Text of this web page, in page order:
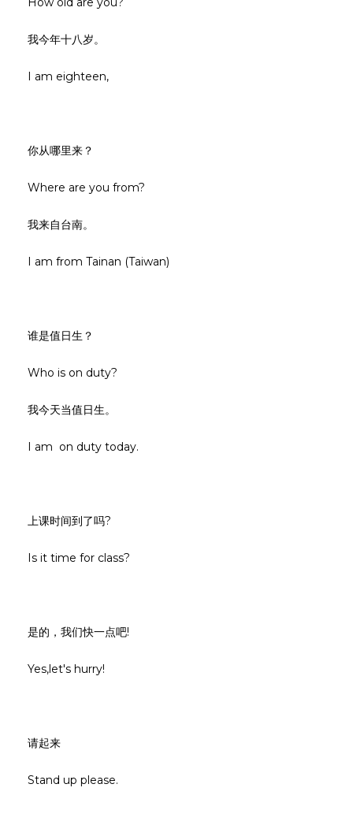
我今年十八岁。
I am eighteen,
你从哪里来？
Where are you from?
我来自台南。
I am from Tainan (Taiwan)
谁是值日生？
Who is on duty?
我今天当值日生。
I am on duty today.
上课时间到了吗?
Is it time for class?
是的，我们快一点吧!
Yes,let's hurry!
请起来
Stand up please.